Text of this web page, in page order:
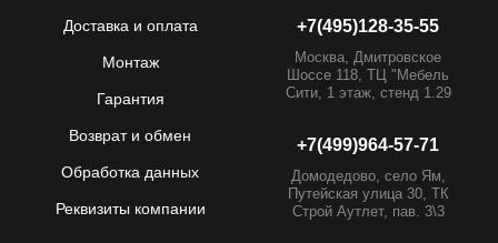
Доставка и оплата
Монтаж
Гарантия
Возврат и обмен
Обработка данных
Реквизиты компании
+7(495)128-35-55
Москва, Дмитровское
Шоссе 118, ТЦ "Мебель
Сити, 1 этаж, стенд 1.29
+7(499)964-57-71
Домодедово, село Ям,
Путейская улица 30, ТК
Строй Аутлет, пав. 3\3